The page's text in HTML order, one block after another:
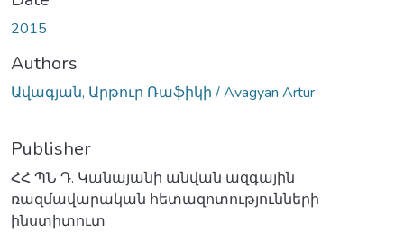
2015
Authors
Ավագյան, Արթուր Ռաֆիկի / Avagyan Artur
Publisher
ՀՀ ՊՆ Դ. Կանայանի անվան ազգային
ռազմավարական հետազոտությունների
ինստիտուտ